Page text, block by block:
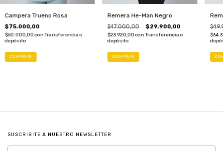
Campera Trueno Rosa
$75.000,00
$60.000,00con Transferencia o
depósito
COMPRAR
Remera He-Man Negro
$47.000,00 $29.900,00
$23.920,00con Transferencia o
depósito
COMPRAR
SUSCRIBITE A NUESTRO NEWSLETTER